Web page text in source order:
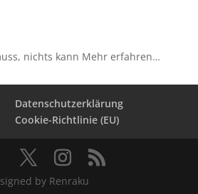
nichts kann Mehr erfahren…
Datenschutzerklärung
Cookie-Richtlinie (EU)
by Renraku